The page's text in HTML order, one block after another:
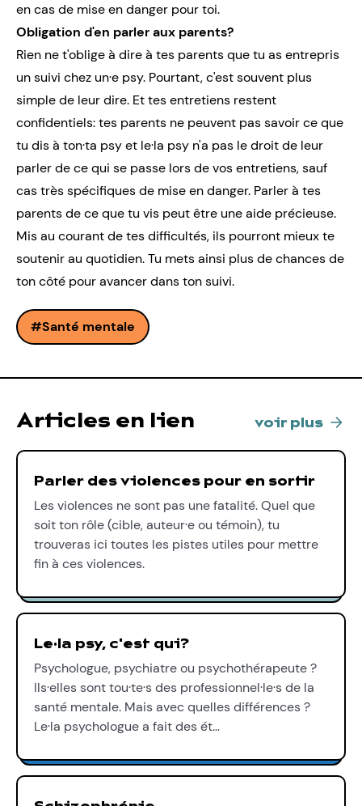
en cas de mise en danger pour toi.
Obligation d'en parler aux parents?
Rien ne t'oblige à dire à tes parents que tu as entrepris
un suivi chez un·e psy. Pourtant, c'est souvent plus
simple de leur dire. Et tes entretiens restent
confidentiels: tes parents ne peuvent pas savoir ce que
tu dis à ton·ta psy et le·la psy n'a pas le droit de leur
parler de ce qui se passe lors de vos entretiens, sauf
cas très spécifiques de mise en danger. Parler à tes
parents de ce que tu vis peut être une aide précieuse.
Mis au courant de tes difficultés, ils pourront mieux te
soutenir au quotidien. Tu mets ainsi plus de chances de
ton côté pour avancer dans ton suivi.
Santé mentale
Articles en lien voir plus
Parler des violences pour en sortir
Les violences ne sont pas une fatalité. Quel que
soit ton rôle (cible, auteur·e ou témoin), tu
trouveras ici toutes les pistes utiles pour mettre
fin à ces violences.
Le·la psy, c'est qui?
Psychologue, psychiatre ou psychothérapeute ?
Ils·elles sont tou·te·s des professionnel·le·s de la
santé mentale. Mais avec quelles différences ?
Le·la psychologue a fait des ét…